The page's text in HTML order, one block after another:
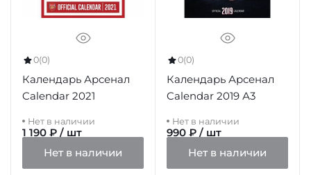
0(0)
Календарь Арсенал
Calendar 2021
Нет в наличии
1 190 ₽ / шт
Нет в наличии
0(0)
Календарь Арсенал
Calendar 2019 А3
Нет в наличии
990 ₽ / шт
Нет в наличии